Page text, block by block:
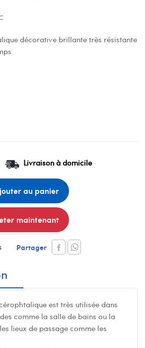
décorative brillante très résistante
Livraison à domicile
au panier
maintenant
Partager
est très utilisée dans
comme la salle de bains ou la
lieux de passage comme les